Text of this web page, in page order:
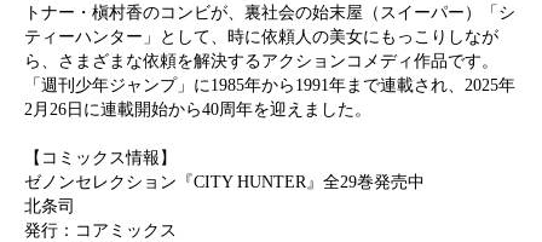
トナー・槇村香のコンビが、裏社会の始末屋（スイーパー）「シ
ティーハンター」として、時に依頼人の美女にもっこりしなが
ら、さまざまな依頼を解決するアクションコメディ作品です。
「週刊少年ジャンプ」に1985年から1991年まで連載され、2025年
2月26日に連載開始から40周年を迎えました。
【コミックス情報】
ゼノンセレクション『CITY HUNTER』全29巻発売中
北条司
発行：コアミックス